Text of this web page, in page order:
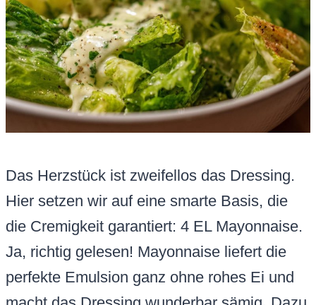
Das Herzstück ist zweifellos das Dressing.
Hier setzen wir auf eine smarte Basis, die
die Cremigkeit garantiert: 4 EL Mayonnaise.
Ja, richtig gelesen! Mayonnaise liefert die
perfekte Emulsion ganz ohne rohes Ei und